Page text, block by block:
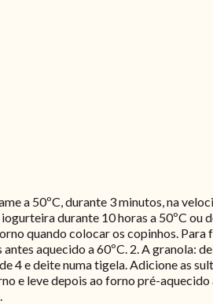
a 50ºC, durante 3 minutos, na
durante 10 horas a 50ºC ou
quando colocar os copinhos. Para
aquecido a 60ºC. 2. A granola:
4 e deite numa tigela. Adicione as
e leve depois ao forno pré-aquecido